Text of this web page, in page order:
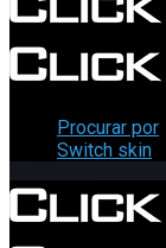
Procurar por
Switch skin